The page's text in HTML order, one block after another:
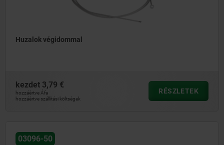
Huzalok végidommal
kezdet 3,79 €
hozzáértve Áfa
hozzáértve szállítási költségek
RÉSZLETEK
03096-50